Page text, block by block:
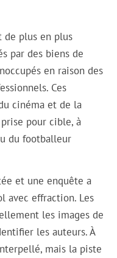
de plus en plus
par des biens de
en raison des
Ces
cinéma et de la
pour cible, à
du footballeur
et une enquête a
avec effraction. Les
les images de
les auteurs. À
mais la piste